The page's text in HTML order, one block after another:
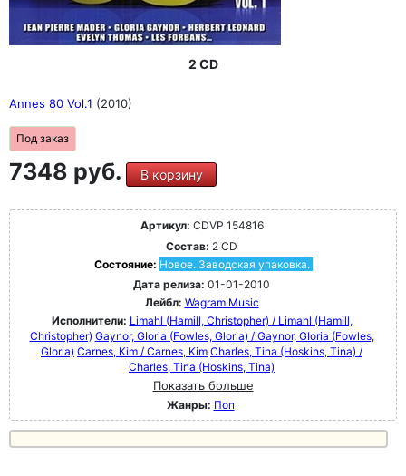
2 CD
Annes 80 Vol.1 (2010)
Под заказ
7348 руб. В корзину
Артикул: CDVP 154816
Состав: 2 CD
Состояние: Новое. Заводская упаковка.
Дата релиза: 01-01-2010
Лейбл: Wagram Music
Исполнители: Limahl (Hamill, Christopher) / Limahl (Hamill,
Christopher) Gaynor, GIoria (Fowles, Gloria) / Gaynor, GIoria (Fowles,
Gloria) Carnes, Kim / Carnes, Kim Charles, Tina (Hoskins, Tina) /
Charles, Tina (Hoskins, Tina)
Показать больше
Жанры: Поп